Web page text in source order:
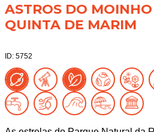
ASTROS DO
QUINTA DE MARIM
ID: 5752